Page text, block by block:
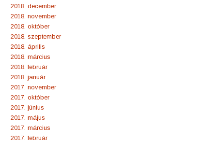
2018. december
2018. november
2018. október
2018. szeptember
2018. április
2018. március
2018. február
2018. január
2017. november
2017. október
2017. június
2017. május
2017. március
2017. február